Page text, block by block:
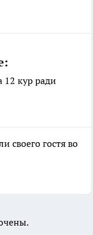
12 кур ради
своего гостя во